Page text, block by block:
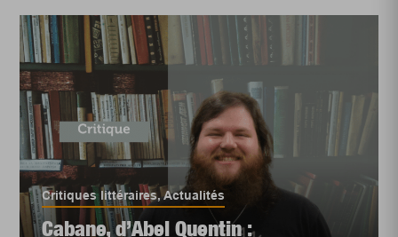
Critiques littéraires,Actualités
Cabane, d’Abel Quentin :